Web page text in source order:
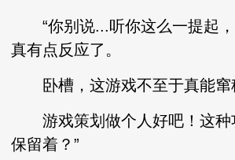
“你别说...听你这么一提起，
真有点反应了。
卧槽，这游戏不至于真能窜
游戏策划做个人好吧！这种
保留着？”